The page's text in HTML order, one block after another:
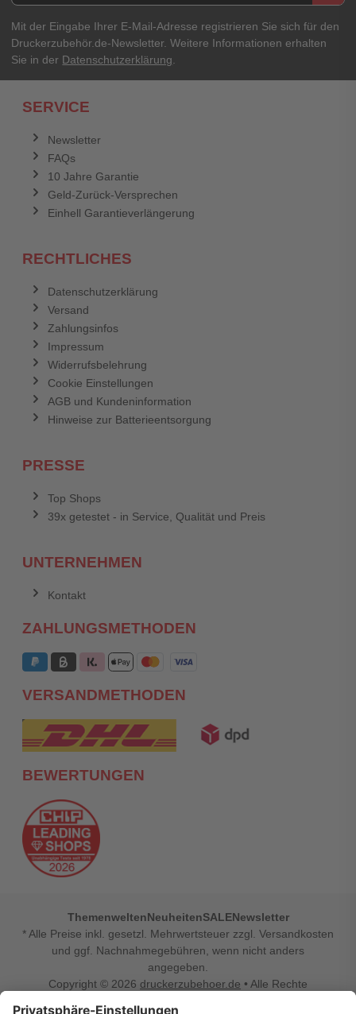
Mit der Eingabe Ihrer E-Mail-Adresse registrieren Sie sich für den
Druckerzubehör.de-Newsletter. Weitere Informationen erhalten
Sie in der Datenschutzerklärung.
SERVICE
Newsletter
FAQs
10 Jahre Garantie
Geld-Zurück-Versprechen
Einhell Garantieverlängerung
RECHTLICHES
Datenschutzerklärung
Versand
Zahlungsinfos
Impressum
Widerrufsbelehrung
Cookie Einstellungen
AGB und Kundeninformation
Hinweise zur Batterieentsorgung
PRESSE
Top Shops
39x getestet - in Service, Qualität und Preis
UNTERNEHMEN
Kontakt
ZAHLUNGSMETHODEN
VERSANDMETHODEN
BEWERTUNGEN
ThemenweltenNeuheitenSALENewsletter
* Alle Preise inkl. gesetzl. Mehrwertsteuer zzgl. Versandkosten
und ggf. Nachnahmegebühren, wenn nicht anders
angegeben.
Copyright © 2026 druckerzubehoer.de • Alle Rechte